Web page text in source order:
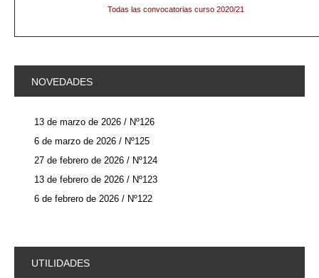
Todas las convocatorias curso 2020/21
NOVEDADES
13 de marzo de 2026 / Nº126
6 de marzo de 2026 / Nº125
27 de febrero de 2026 / Nº124
13 de febrero de 2026 / Nº123
6 de febrero de 2026 / Nº122
UTILIDADES